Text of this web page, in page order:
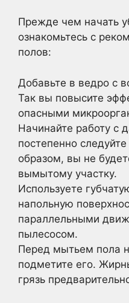
Прежде чем начать
ознакомьтесь с
полов:
Добавьте в ведро с
Так вы повысите
опасными
Начинайте работу с
постепенно
образом, вы не
вымытому участку.
Используете
напольную
параллельными
пылесосом.
Перед мытьем пола
подметите его.
грязь